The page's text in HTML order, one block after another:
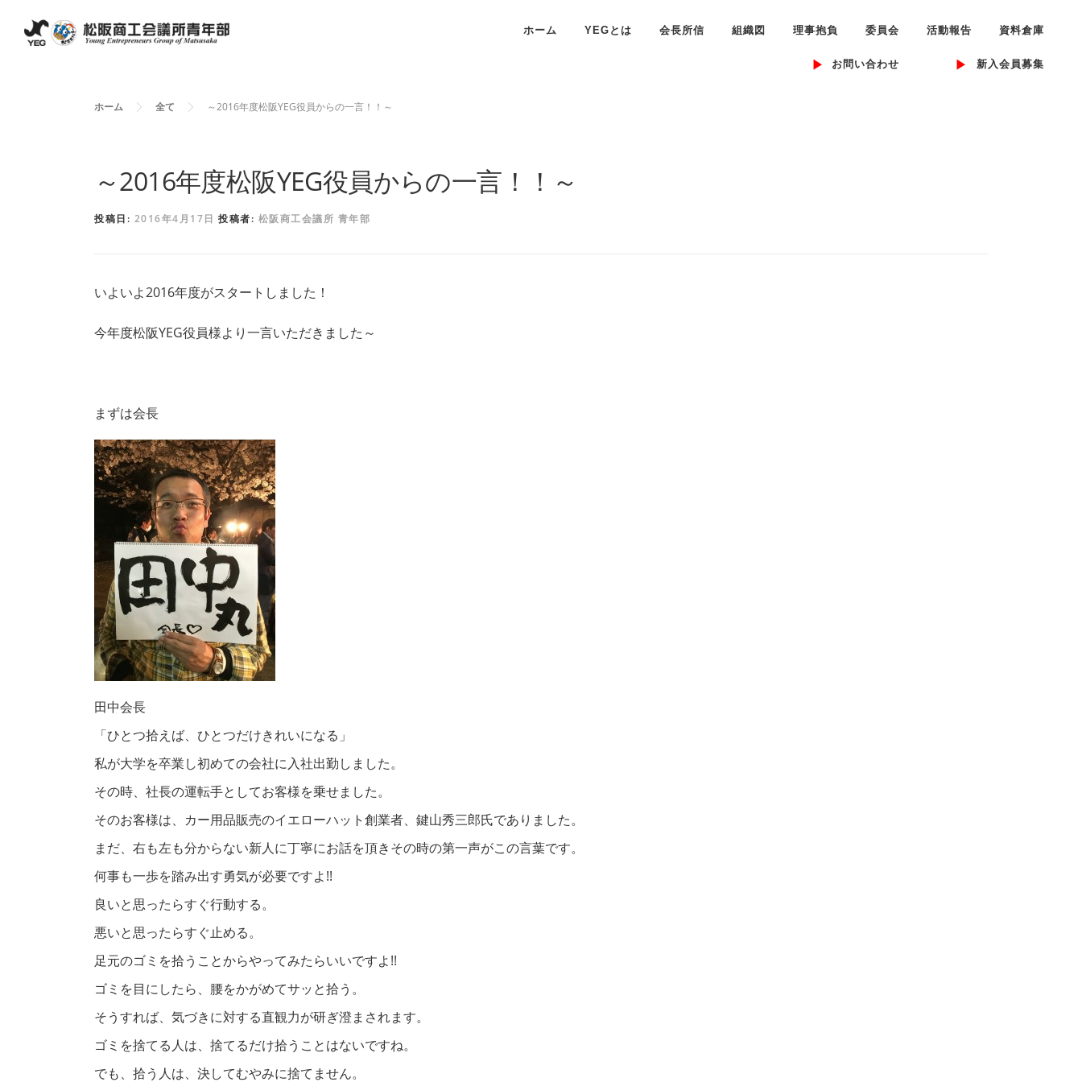
ホーム YEGとは 会長所信 組織図 理事抱負 委員会 活動報告 資料倉庫
お問い合わせ 新入会員募集
ホーム 全て ～2016年度松阪YEG役員からの一言！！～
～2016年度松阪YEG役員からの一言！！～
投稿日: 2016年4月17日 投稿者: 松阪商工会議所 青年部
いよいよ2016年度がスタートしました！
今年度松阪YEG役員様より一言いただきました～
まずは会長
田中会長
「ひとつ拾えば、ひとつだけきれいになる」
私が大学を卒業し初めての会社に入社出勤しました。
その時、社長の運転手としてお客様を乗せました。
そのお客様は、カー用品販売のイエローハット創業者、鍵山秀三郎氏でありました。
まだ、右も左も分からない新人に丁寧にお話を頂きその時の第一声がこの言葉です。
何事も一歩を踏み出す勇気が必要ですよ!!
良いと思ったらすぐ行動する。
悪いと思ったらすぐ止める。
足元のゴミを拾うことからやってみたらいいですよ!!
ゴミを目にしたら、腰をかがめてサッと拾う。
そうすれば、気づきに対する直観力が研ぎ澄まされます。
ゴミを捨てる人は、捨てるだけ拾うことはないですね。
でも、拾う人は、決してむやみに捨てません。